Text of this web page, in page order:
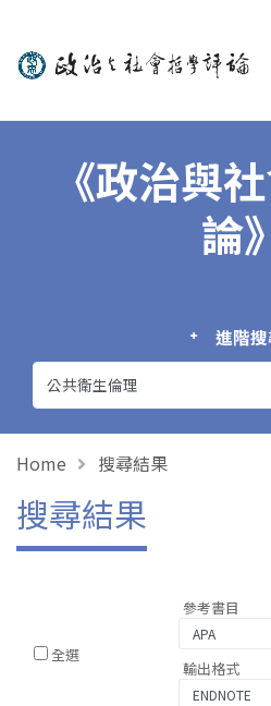
政治與社會哲學
《政治與
論》
進階
Home 搜尋結果
搜尋結果
全選
參考書目
輸出格式